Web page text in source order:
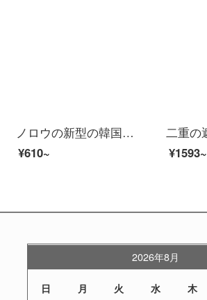
ノロウの新型の韓国式の窓の紗の刺繍北欧の簡単なベランダの白い紗の寝室の窓のカーテンの清新な紗のカーテンの仕切りの完成品の菱格の藍の紗の4本の爪
¥610~
¥1593~
2026年8月
日 月 火 水 木